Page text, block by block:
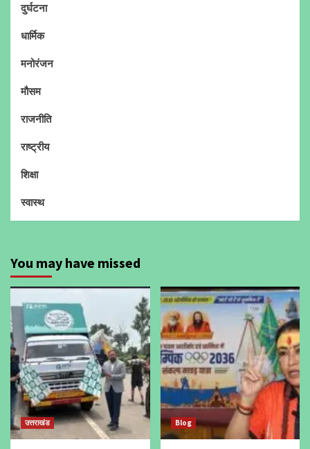
दुर्घटना
धार्मिक
मनोरंजन
मौसम
राजनीति
राष्ट्रीय
शिक्षा
स्वास्थ
You may have missed
उत्तराखंड Blog